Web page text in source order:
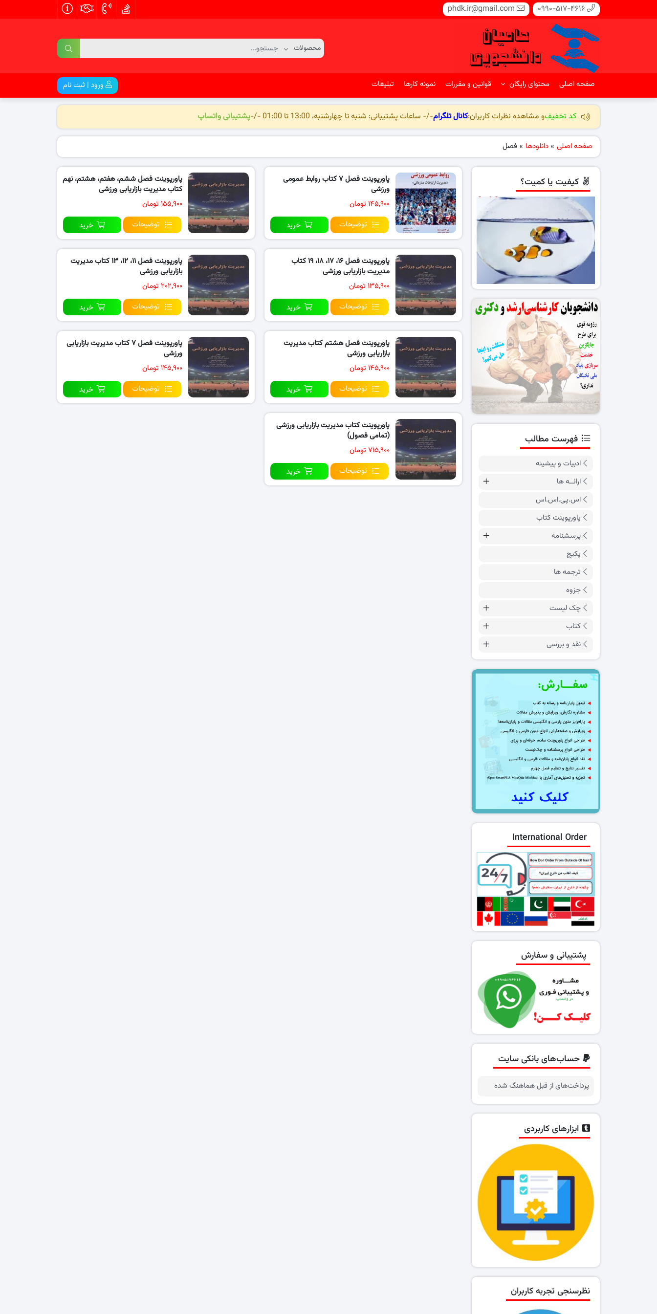
0990-517-4616
phdk.ir@gmail.com
صفحه اصلی محتوای رایگان قوانین و مقررات نمونه کارها تبلیغات ورود | ثبت نام
کد تخفیفو مشاهده نظرات کاربران:کانال تلگرام-/- ساعات پشتیبانی: شنبه تا چهارشنبه، 13:00 تا 01:00 -/- پشتیبانی واتساپ
صفحه اصلی » دانلودها » فصل
پاورپوینت فصل ۷ کتاب روابط عمومی
ورزشی
۱۴۵,۹۰۰ تومان
توضیحات
خرید
پاورپوینت فصل ششم، هفتم، هشتم، نهم
کتاب مدیریت بازاریابی ورزشی
۱۵۵,۹۰۰ تومان
توضیحات
خرید
پاورپوینت فصل ۱۶، ۱۷، ۱۸، ۱۹ کتاب
مدیریت بازاریابی ورزشی
۱۳۵,۹۰۰ تومان
توضیحات
خرید
پاورپوینت فصل ۱۱، ۱۲، ۱۳ کتاب مدیریت
بازاریابی ورزشی
۲۰۲,۹۰۰ تومان
توضیحات
خرید
پاورپوینت فصل هشتم کتاب مدیریت
بازاریابی ورزشی
۱۴۵,۹۰۰ تومان
توضیحات
خرید
پاورپوینت فصل ۷ کتاب مدیریت بازاریابی
ورزشی
۱۴۵,۹۰۰ تومان
توضیحات
خرید
پاورپوینت کتاب مدیریت بازاریابی ورزشی
(تمامی فصول)
۷۱۵,۹۰۰ تومان
توضیحات
خرید
کیفیت یا کمیت؟
فهرست مطالب
ادبیات و پیشینه
ارائــه ها
اس.پی.اس.اس
پاورپوینت کتاب
پرسشنامه
پکیج
ترجمه ها
جزوه
چک لیست
کتاب
نقد و بررسی
International Order
پشتیبانی و سفارش
حساب‌های بانکی سایت
پرداخت‌های از قبل هماهنگ شده
ابزارهای کاربردی
نظرسنجی تجربه کاربران